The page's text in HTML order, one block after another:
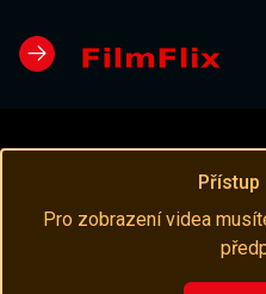
Přístup
Pro zobrazení videa